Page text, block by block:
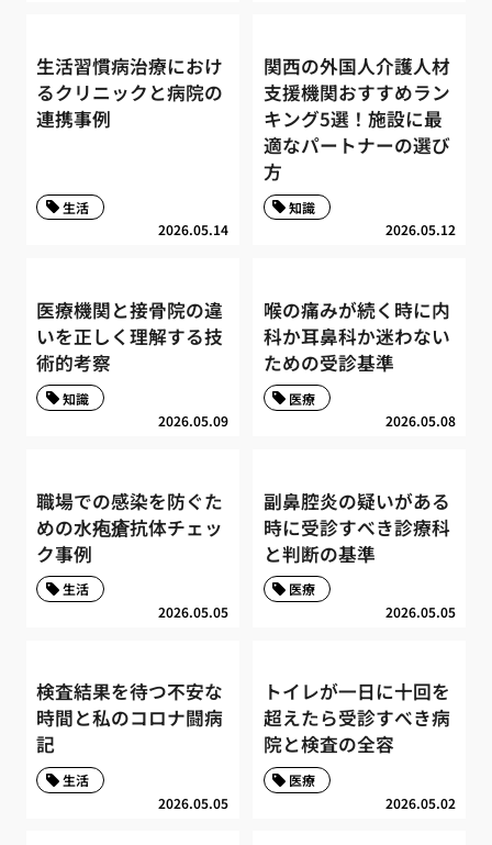
生活習慣病治療におけ
るクリニックと病院の
連携事例
2026.05.14
生活
関西の外国人介護人材
支援機関おすすめラン
キング5選！施設に最
適なパートナーの選び
方
2026.05.12
知識
医療機関と接骨院の違
いを正しく理解する技
術的考察
2026.05.09
知識
喉の痛みが続く時に内
科か耳鼻科か迷わない
ための受診基準
2026.05.08
医療
職場での感染を防ぐた
めの水疱瘡抗体チェッ
ク事例
2026.05.05
生活
副鼻腔炎の疑いがある
時に受診すべき診療科
と判断の基準
2026.05.05
医療
検査結果を待つ不安な
時間と私のコロナ闘病
記
2026.05.05
生活
トイレが一日に十回を
超えたら受診すべき病
院と検査の全容
2026.05.02
医療